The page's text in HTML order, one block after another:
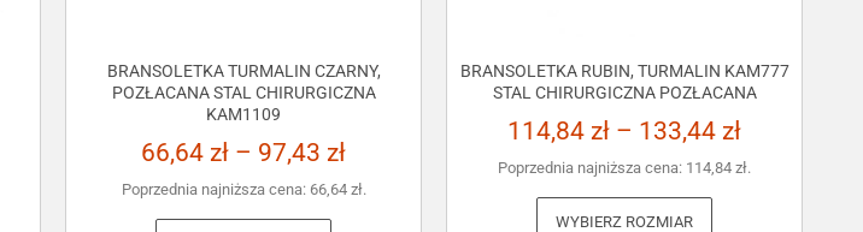
BRANSOLETKA TURMALIN CZARNY,
POZŁACANA STAL CHIRURGICZNA
KAM1109
66,64 zł – 97,43 zł
Poprzednia najniższa cena: 66,64 zł.
BRANSOLETKA RUBIN, TURMALIN KAM777
STAL CHIRURGICZNA POZŁACANA
114,84 zł – 133,44 zł
Poprzednia najniższa cena: 114,84 zł.
WYBIERZ ROZMIAR